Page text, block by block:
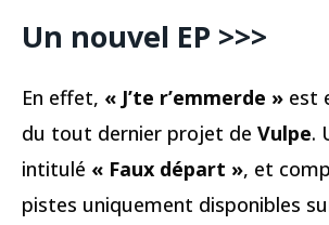
Un nouvel EP >>>
En effet, « J’te r’emmerde » est
du tout dernier projet de Vulpe.
intitulé « Faux départ », et
pistes uniquement disponibles